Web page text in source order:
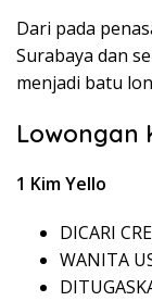
Dari pada
Surabaya dan
menjadi batu
Lowongan
1 Kim Yello
DICARI
WANITA